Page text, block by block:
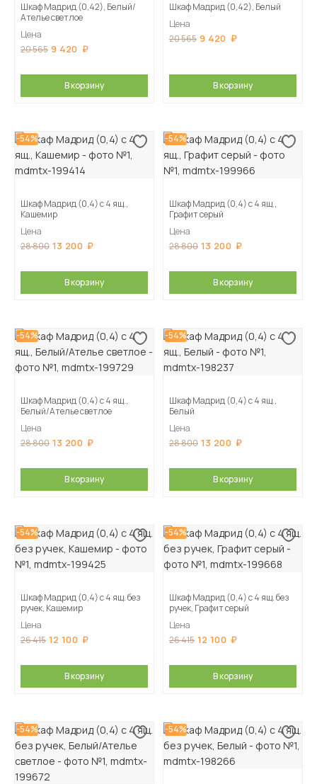
Шкаф Мадрид (0,42), Белый/
Ателье светлое
Цена
20 565 9 420
В корзину
Шкаф Мадрид (0,42), Белый
Цена
20 565 9 420
В корзину
-54%
Шкаф Мадрид (0,4) с 4 ящ.,
Кашемир
Цена
28 800 13 200
В корзину
-54%
Шкаф Мадрид (0,4) с 4 ящ.,
Графит серый
Цена
28 800 13 200
В корзину
-54%
Шкаф Мадрид (0,4) с 4 ящ.,
Белый/Ателье светлое
Цена
28 800 13 200
В корзину
-54%
Шкаф Мадрид (0,4) с 4 ящ.,
Белый
Цена
28 800 13 200
В корзину
-54%
Шкаф Мадрид (0,4) с 4 ящ. без
ручек, Кашемир
Цена
26 415 12 100
В корзину
-54%
Шкаф Мадрид (0,4) с 4 ящ. без
ручек, Графит серый
Цена
26 415 12 100
В корзину
-54% -54%